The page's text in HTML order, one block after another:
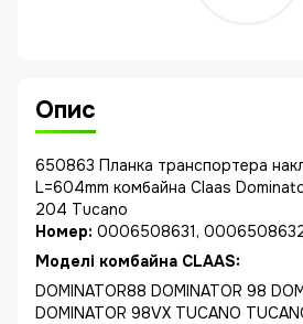
Опис
650863 Планка транспортера
L=604mm комбайна Claas
204 Tucano
Номер: 0006508631,
Моделі комбайна CLAAS:
DOMINATOR88 DOMINATOR 98
DOMINATOR 98VX TUCANO